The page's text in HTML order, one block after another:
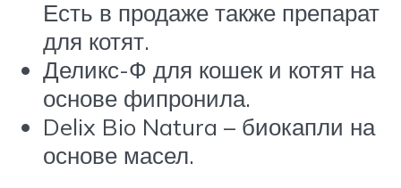
Есть в продаже также препарат
для котят.
Деликс-Ф для кошек и котят на
основе фипронила.
Delix Bio Natura – биокапли на
основе масел.